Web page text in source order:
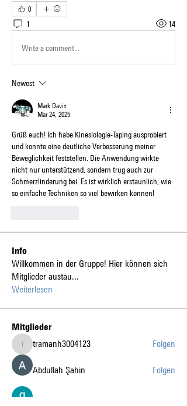
0
1 14
Write a comment...
Newest
Mark Davis
Mar 24, 2025
Grüß euch! Ich habe Kinesiologie-Taping ausprobiert
und konnte eine deutliche Verbesserung meiner
Beweglichkeit feststellen. Die Anwendung wirkte
nicht nur unterstützend, sondern trug auch zur
Schmerzlinderung bei. Es ist wirklich erstaunlich, wie
so einfache Techniken so viel bewirken können!
Info
Willkommen in der Gruppe! Hier können sich
Mitglieder austau...
Weiterlesen
Mitglieder
tramanh3004123
tramanh3004123 Folgen
Abdullah Şahin Folgen